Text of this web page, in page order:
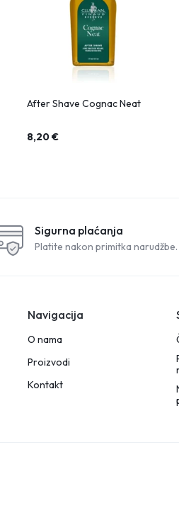
After Shave Cognac Neat
8,20€
Sigurna plaćanja
Platite nakon primitka narudžbe.
Navigacija
O nama
Proizvodi
Kontakt